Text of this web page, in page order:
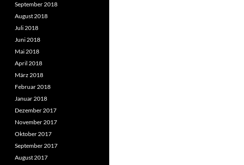
September 2018
August 2018
Juli 2018
Juni 2018
Mai 2018
April 2018
März 2018
Februar 2018
Januar 2018
Dezember 2017
November 2017
Oktober 2017
September 2017
August 2017